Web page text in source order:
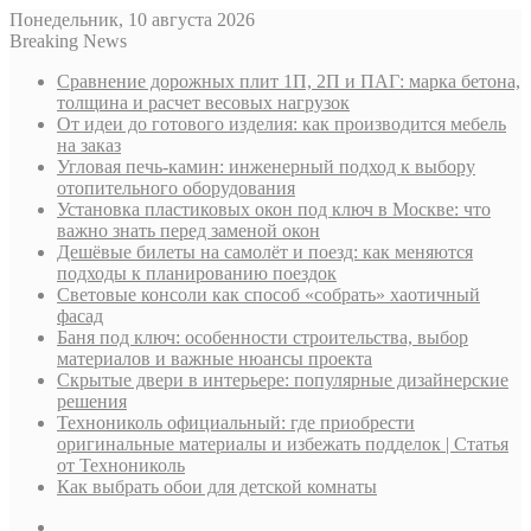
Понедельник, 10 августа 2026
Breaking News
Сравнение дорожных плит 1П, 2П и ПАГ: марка бетона,
толщина и расчет весовых нагрузок
От идеи до готового изделия: как производится мебель
на заказ
Угловая печь-камин: инженерный подход к выбору
отопительного оборудования
Установка пластиковых окон под ключ в Москве: что
важно знать перед заменой окон
Дешёвые билеты на самолёт и поезд: как меняются
подходы к планированию поездок
Световые консоли как способ «собрать» хаотичный
фасад
Баня под ключ: особенности строительства, выбор
материалов и важные нюансы проекта
Скрытые двери в интерьере: популярные дизайнерские
решения
Технониколь официальный: где приобрести
оригинальные материалы и избежать подделок | Статья
от Технониколь
Как выбрать обои для детской комнаты